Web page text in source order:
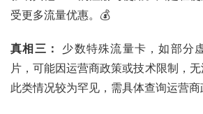
首
号
卡
受更多流量优惠。💰
真相三：
少数特殊流量卡，如部分
片，可能因运营商政策或技术限制，
此类情况较为罕见，需具体查询运营商